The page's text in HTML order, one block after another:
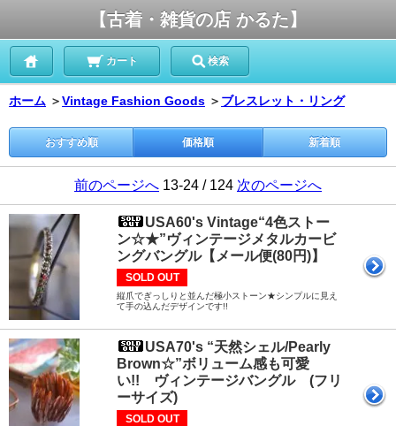
【古着・雑貨の店 かるた】
カート 検索
ホーム ＞Vintage Fashion Goods ＞ ブレスレット・リング
おすすめ順 価格順 新着順
前のページへ 13-24 / 124 次のページへ
USA60's Vintage“4色ストー
ン☆★”ヴィンテージメタルカービ
ングバングル【メール便(80円)】
SOLD OUT
縦爪でぎっしりと並んだ極小ストーン★シンプルに見え
て手の込んだデザインです!!
USA70's “天然シェル/Pearly
Brown☆”ボリューム感も可愛
い!! ヴィンテージバングル (フリ
ーサイズ)
SOLD OUT